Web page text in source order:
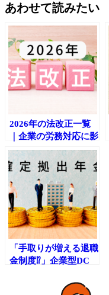
あわせて読みたい
2026年の法改正一覧
｜企業の労務対応に影
響する主要ポイントを
チェック
「手取りが増える退職
金制度⁉」企業型DC